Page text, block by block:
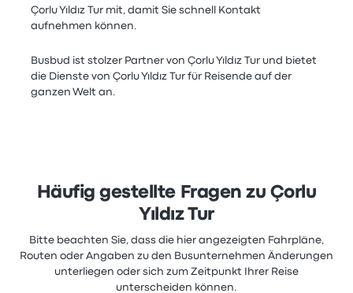
Çorlu Yıldız Tur mit, damit Sie schnell Kontakt
aufnehmen können.
Busbud ist stolzer Partner von Çorlu Yıldız Tur und bietet
die Dienste von Çorlu Yıldız Tur für Reisende auf der
ganzen Welt an.
Häufig gestellte Fragen zu Çorlu
Yıldız Tur
Bitte beachten Sie, dass die hier angezeigten Fahrpläne,
Routen oder Angaben zu den Busunternehmen Änderungen
unterliegen oder sich zum Zeitpunkt Ihrer Reise
unterscheiden können.